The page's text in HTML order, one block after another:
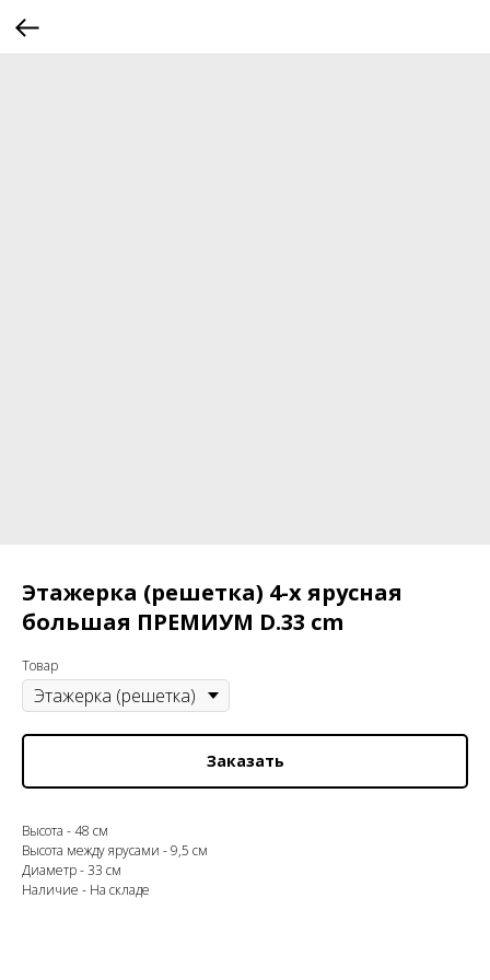
Этажерка (решетка) 4-х ярусная
большая ПРЕМИУМ D.33 cm
Товар
Заказать
Высота - 48 см
Высота между ярусами - 9,5 см
Диаметр - 33 см
Наличие - На складе